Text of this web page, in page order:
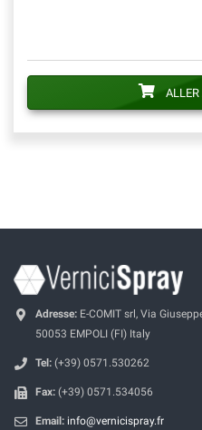
Adresse: E-COMIT srl, Via
50053 EMPOLI (FI) Italy
Tel: (+39) 0571.530262
Fax: (+39) 0571.534056
Email: info@vernicispray.fr